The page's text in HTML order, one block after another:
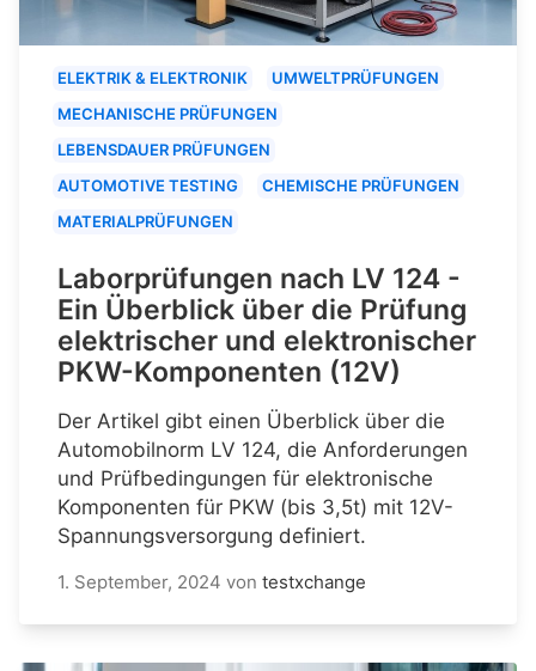
ELEKTRIK & ELEKTRONIK
UMWELTPRÜFUNGEN
MECHANISCHE PRÜFUNGEN
LEBENSDAUER PRÜFUNGEN
AUTOMOTIVE TESTING
CHEMISCHE PRÜFUNGEN
MATERIALPRÜFUNGEN
Laborprüfungen nach LV 124 -
Ein Überblick über die Prüfung
elektrischer und elektronischer
PKW-Komponenten (12V)
Der Artikel gibt einen Überblick über die
Automobilnorm LV 124, die Anforderungen
und Prüfbedingungen für elektronische
Komponenten für PKW (bis 3,5t) mit 12V-
Spannungsversorgung definiert.
1. September, 2024 von testxchange